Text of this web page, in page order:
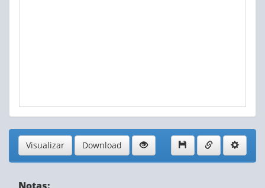
Visualizar Download